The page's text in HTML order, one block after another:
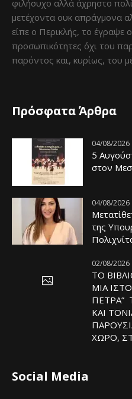
φιλήσυχο αλλά άχρηστο
μετέχοντα ουκ απράγμονα
είπε ο Περικλής, το έγραψε
προσωπικότητες όχι του
παρόντος και, κυρίως, του
Πρόσφατα Άρθρα
04/08/2026
5
στον
04/08/2026
της
02/08/2026
ΤΟ
ΜΙΑ
ΠΕΤΡΑ”
ΚΑΙ
ΧΩΡΟ,
Social Media